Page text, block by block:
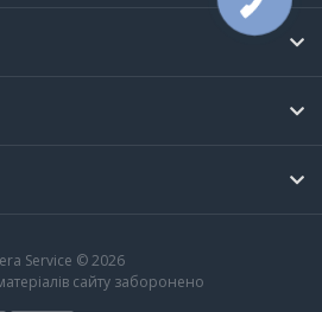
Service © 2026
сайту заборонено